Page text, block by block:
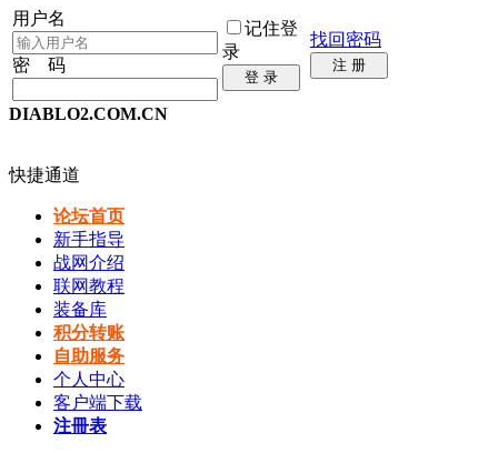
用户名
密 码
记住登
录
登 录
找回密码
注 册
DIABLO2.COM.CN
快捷通道
论坛首页
新手指导
战网介绍
联网教程
装备库
积分转账
自助服务
个人中心
客户端下载
注冊表